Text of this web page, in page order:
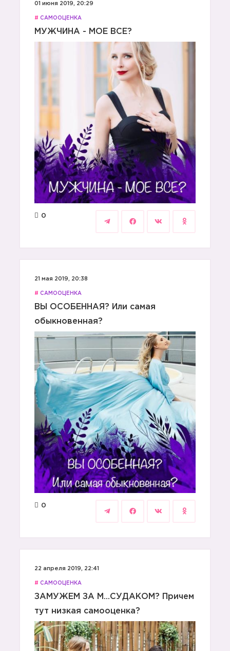
01 июня 2019, 20:29
# САМООЦЕНКА
МУЖЧИНА - МОЕ ВСЕ?
0
21 мая 2019, 20:38
# САМООЦЕНКА
ВЫ ОСОБЕННАЯ? Или самая
обыкновенная?
0
22 апреля 2019, 22:41
# САМООЦЕНКА
ЗАМУЖЕМ ЗА М...СУДАКОМ? Причем
тут низкая самооценка?